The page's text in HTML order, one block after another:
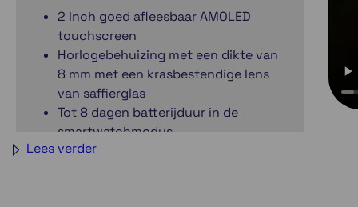
2 inch goed afleesbaar AMOLED
touchscreen
Horlogebehuizing met een dikte van
8 mm met een krasbestendige lens
van saffierglas
Tot 8 dagen batterijduur in de
smartwatchmodus
Gedetailleerde inzichten in
Lees verder